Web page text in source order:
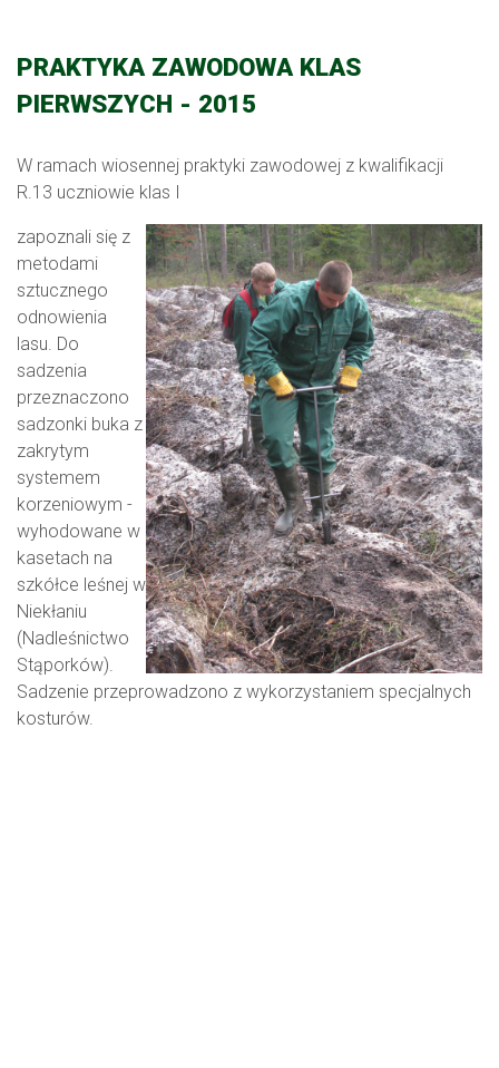
PRAKTYKA ZAWODOWA KLAS
PIERWSZYCH - 2015
W ramach wiosennej praktyki zawodowej z kwalifikacji
R.13 uczniowie klas I
zapoznali się z
metodami
sztucznego
odnowienia
lasu. Do
sadzenia
przeznaczono
sadzonki buka z
zakrytym
systemem
korzeniowym -
wyhodowane w
kasetach na
szkółce leśnej w
Niekłaniu
(Nadleśnictwo
Stąporków).
Sadzenie przeprowadzono z wykorzystaniem specjalnych
kosturów.